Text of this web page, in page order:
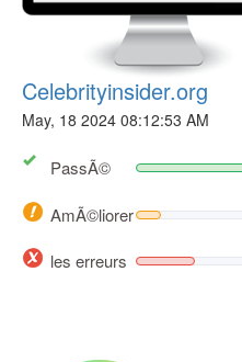
Celebrityinsider.org
May, 18 2024 08:12:53 AM
PassÃ©
AmÃ©liorer
les erreurs